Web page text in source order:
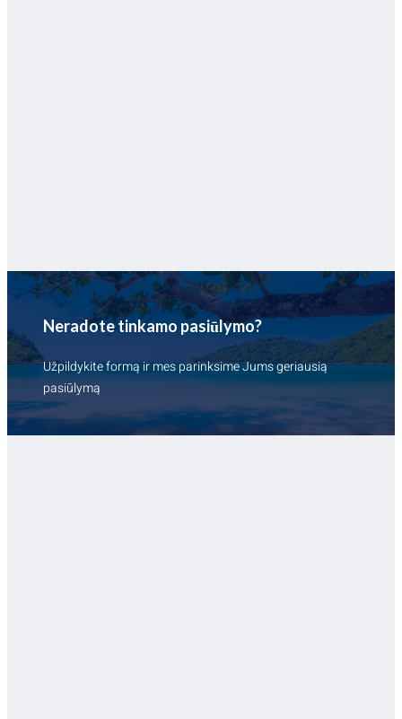
Neradote tinkamo pasiūlymo?
Užpildykite formą ir mes parinksime Jums geriausią
pasiūlymą